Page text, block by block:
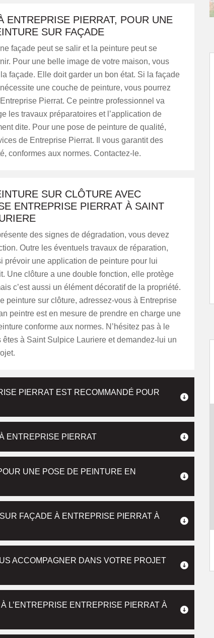
ENTREPRISE PIERRAT, POUR UNE
SUR FAÇADE
façade peut se salir et la peinture peut se
Pour une belle image de votre maison, vous
façade. Elle doit garder un bon état. Si la façade
une couche de peinture, vous pourrez
Pierrat. Ce peintre professionnel va
les travaux préparatoires et l’application de
dite. Pour une pose de peinture de qualité,
de Entreprise Pierrat. Il vous garantit des
conformes aux normes. Contactez-le.
SUR CLÔTURE AVEC
ENTREPRISE PIERRAT À SAINT
des signes de dégradation, vous devez
Outre les éventuels travaux de réparation,
prévoir une application de peinture pour lui
Une clôture a une double fonction, elle protège
c’est aussi un élément décoratif de la propriété.
peinture sur clôture, adressez-vous à Entreprise
peintre est en mesure de prendre en charge une
conforme aux normes. N’hésitez pas à le
êtes à Saint Sulpice Lauriere et demandez-lui un
PIERRAT EST RECOMMANDÉ POUR
ENTREPRISE PIERRAT
UNE POSE DE PEINTURE EN
FAÇADE À ENTREPRISE PIERRAT À
ACCOMPAGNER DANS VOTRE PROJET
L’ENTREPRISE ENTREPRISE PIERRAT À